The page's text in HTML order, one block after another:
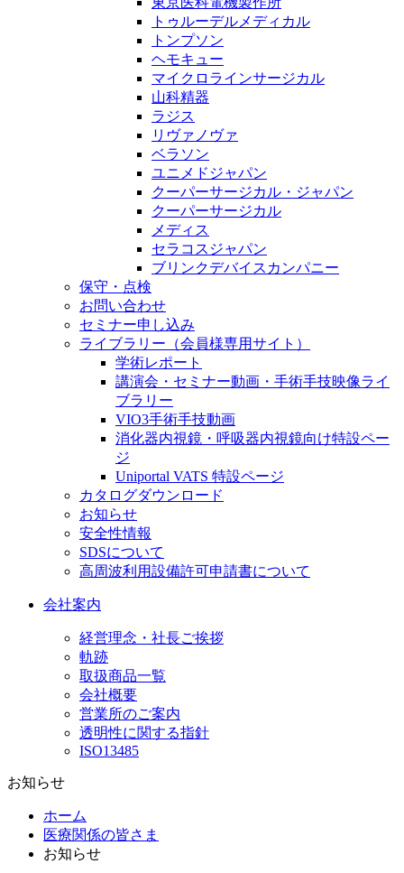
トゥルーデルメディカル
トンプソン
ヘモキュー
マイクロラインサージカル
山科精器
ラジス
リヴァノヴァ
ベラソン
ユニメドジャパン
クーパーサージカル・ジャパン
クーパーサージカル
メディス
セラコスジャパン
ブリンクデバイスカンパニー
保守・点検
お問い合わせ
セミナー申し込み
ライブラリー（会員様専用サイト）
学術レポート
講演会・セミナー動画・手術手技映像ライ
ブラリー
VIO3手術手技動画
消化器内視鏡・呼吸器内視鏡向け特設ペー
ジ
Uniportal VATS 特設ページ
カタログダウンロード
お知らせ
安全性情報
SDSについて
高周波利用設備許可申請書について
会社案内
経営理念・社長ご挨拶
軌跡
取扱商品一覧
会社概要
営業所のご案内
透明性に関する指針
ISO13485
お知らせ
ホーム
医療関係の皆さま
お知らせ